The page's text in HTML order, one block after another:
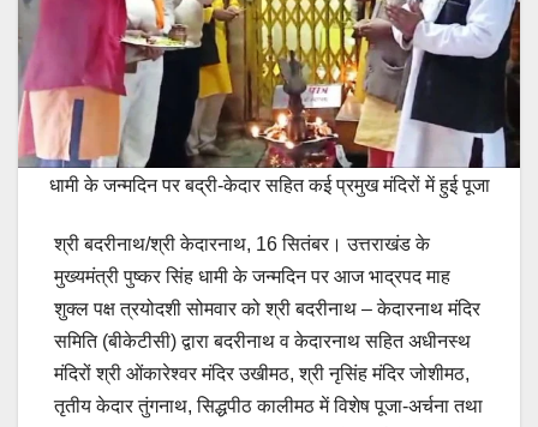
धामी के जन्मदिन पर बद्री-केदार सहित कई प्रमुख मंदिरों में हुई पूजा
श्री बदरीनाथ/श्री केदारनाथ, 16 सितंबर। उत्तराखंड के
मुख्यमंत्री पुष्कर सिंह धामी के जन्मदिन पर आज भाद्रपद माह
शुक्ल पक्ष त्रयोदशी सोमवार को श्री बदरीनाथ – केदारनाथ मंदिर
समिति (बीकेटीसी) द्वारा बदरीनाथ व केदारनाथ सहित अधीनस्थ
मंदिरों श्री ओंकारेश्वर मंदिर उखीमठ, श्री नृसिंह मंदिर जोशीमठ,
तृतीय केदार तुंगनाथ, सिद्धपीठ कालीमठ में विशेष पूजा-अर्चना तथा